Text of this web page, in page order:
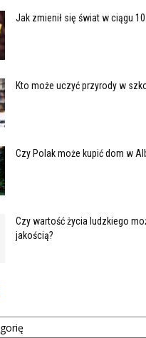
Jak zmienił się świat w ciągu
Kto może uczyć przyrody w
Czy Polak może kupić dom w
Czy wartość życia ludzkiego
jakością?